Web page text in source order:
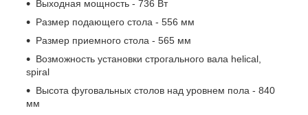
Выходная мощность - 736 Вт
Размер подающего стола - 556 мм
Размер приемного стола - 565 мм
Возможность установки строгального вала helical,
spiral
Высота фуговальных столов над уровнем пола - 840
мм